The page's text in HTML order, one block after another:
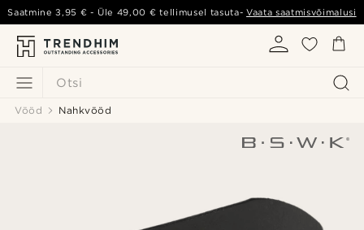
Otsi
Saatmine3,95 € - Üle 49,00 € tellimusel tasuta-Vaata saatmisvõimalusi
Vööd Nahkvööd